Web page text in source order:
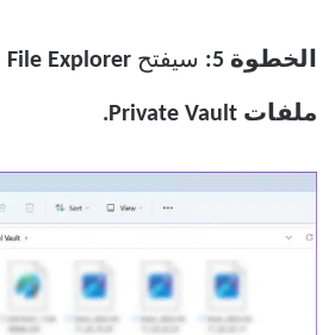
الخطوة 5: سيفتح
ملفات Private Vault.